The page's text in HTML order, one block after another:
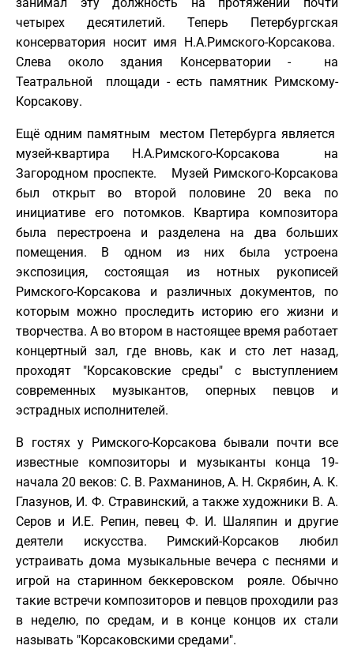
четырех десятилетий. Теперь Петербургская
консерватория носит имя Н.А.Римского-Корсакова.
Слева около здания Консерватории - на
Театральной площади - есть памятник Римскому-
Корсакову.
Ещё одним памятным местом Петербурга является
музей-квартира Н.А.Римского-Корсакова на
Загородном проспекте. Музей Римского-Корсакова
был открыт во второй половине 20 века по
инициативе его потомков. Квартира композитора
была перестроена и разделена на два больших
помещения. В одном из них была устроена
экспозиция, состоящая из нотных рукописей
Римского-Корсакова и различных документов, по
которым можно проследить историю его жизни и
творчества. А во втором в настоящее время работает
концертный зал, где вновь, как и сто лет назад,
проходят "Корсаковские среды" с выступлением
современных музыкантов, оперных певцов и
эстрадных исполнителей.
В гостях у Римского-Корсакова бывали почти все
известные композиторы и музыканты конца 19-
начала 20 веков: С. В. Рахманинов, А. Н. Скрябин, А. К.
Глазунов, И. Ф. Стравинский, а также художники В. А.
Серов и И.Е. Репин, певец Ф. И. Шаляпин и другие
деятели искусства. Римский-Корсаков любил
устраивать дома музыкальные вечера с песнями и
игрой на старинном беккеровском рояле. Обычно
такие встречи композиторов и певцов проходили раз
в неделю, по средам, и в конце концов их стали
называть "Корсаковскими средами".